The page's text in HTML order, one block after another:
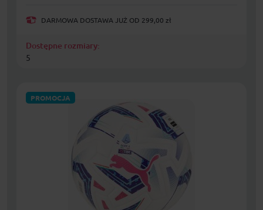
DARMOWA DOSTAWA JUŻ OD 299,00 zł
Dostępne rozmiary:
5
PROMOCJA